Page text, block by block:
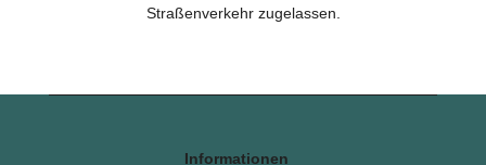
Straßenverkehr zugelassen.
Informationen